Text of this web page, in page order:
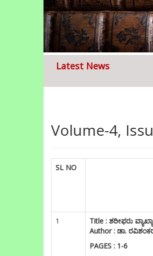
Latest News
Volume-4,
SL NO
1 Title : ಶರೀಫರು
Author : ಡಾ.
PAGES : 1-6